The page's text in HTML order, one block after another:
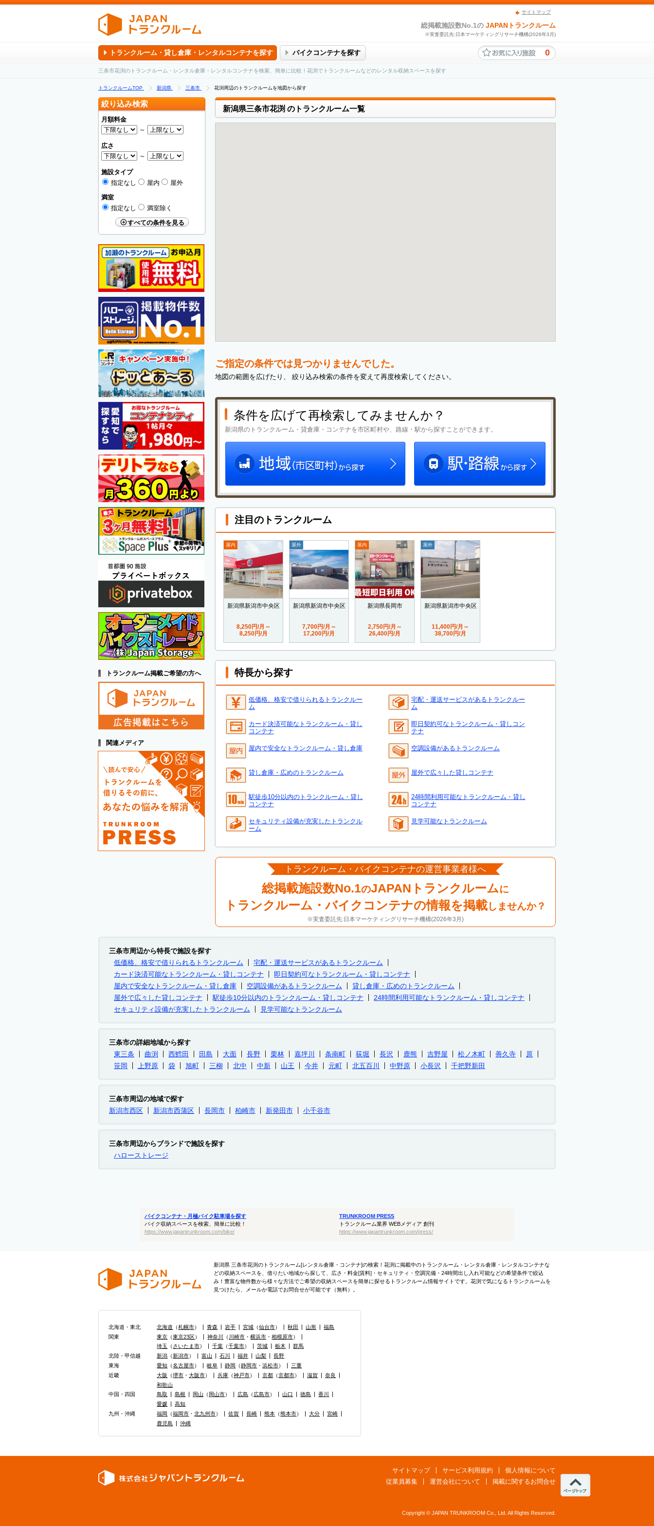
サイトマップ
総掲載施設数No.1の JAPANトランクルーム
※実査委託先:日本マーケティングリサーチ機構(2026年3月)
トランクルーム・貸し倉庫・レンタルコンテナを探す バイクコンテナを探す 0
三条市花渕のトランクルーム・レンタル倉庫・レンタルコンテナを検索、簡単に比較！花渕でトランクルームなどのレンタル収納スペースを探す
トランクルームTOP 新潟県 三条市 花渕周辺のトランクルームを地図から探す
新潟県三条市花渕 のトランクルーム一覧
ご指定の条件では見つかりませんでした。
地図の範囲を広げたり、 絞り込み検索の条件を変えて再度検索してください。
条件を広げて再検索してみませんか？
新潟県のトランクルーム・貸倉庫・コンテナを市区町村や、路線・駅から探すことができます。
注目のトランクルーム
屋内
新潟県新潟市中央区
8,250円/月～
8,250円/月
屋外
新潟県新潟市中央区
7,700円/月～
17,200円/月
屋内
新潟県長岡市
2,750円/月～
26,400円/月
屋外
新潟県新潟市中央区
11,400円/月～
38,700円/月
特長から探す
低価格、格安で借りられるトランクルー
ム
宅配・運送サービスがあるトランクルー
ム
カード決済可能なトランクルーム・貸し
コンテナ
即日契約可なトランクルーム・貸しコン
テナ
屋内で安全なトランクルーム・貸し倉庫 空調設備があるトランクルーム
貸し倉庫・広めのトランクルーム 屋外で広々した貸しコンテナ
駅徒歩10分以内のトランクルーム・貸し
コンテナ
24時間利用可能なトランクルーム・貸し
コンテナ
セキュリティ設備が充実したトランクル
ーム
見学可能なトランクルーム
トランクルーム・バイクコンテナの運営事業者様へ
総掲載施設数No.1のJAPANトランクルームに
トランクルーム・バイクコンテナの情報を掲載しませんか？
※実査委託先:日本マーケティングリサーチ機構(2026年3月)
絞り込み検索
月額料金
～
広さ
～
施設タイプ
指定なし
屋内
屋外
満室
指定なし
満室除く
すべての条件を見る
トランクルーム掲載ご希望の方へ
関連メディア
三条市周辺から特長で施設を探す
低価格、格安で借りられるトランクルーム
宅配・運送サービスがあるトランクルーム
カード決済可能なトランクルーム・貸しコンテナ
即日契約可なトランクルーム・貸しコンテナ
屋内で安全なトランクルーム・貸し倉庫
空調設備があるトランクルーム
貸し倉庫・広めのトランクルーム
屋外で広々した貸しコンテナ
駅徒歩10分以内のトランクルーム・貸しコンテナ
24時間利用可能なトランクルーム・貸しコンテナ
セキュリティ設備が充実したトランクルーム
見学可能なトランクルーム
三条市の詳細地域から探す
東三条
曲渕 西鱈田 田島 大面 長野 栗林 嘉坪川 条南町 荻堀 長沢 鹿熊 吉野屋 松ノ木町 善久寺
原
笹岡
上野原 袋 旭町 三柳 北中 中新 山王 今井 元町 北五百川 中野原 小長沢 千把野新田
三条市周辺の地域で探す
新潟市西区
新潟市西蒲区 長岡市 柏崎市 新発田市 小千谷市
三条市周辺からブランドで施設を探す
ハローストレージ
バイクコンテナ・月極バイク駐車場を探す
バイク収納スペースを検索、簡単に比較！
https://www.japantrunkroom.com/bike/
TRUNKROOM PRESS
トランクルーム業界 WEBメディア 創刊
https://www.japantrunkroom.com/press/
新潟県 三条市花渕のトランクルーム[レンタル倉庫・コンテナ]の検索！花渕に掲載中のトランクルーム・レンタル倉庫・レンタルコンテナな
どの収納スペースを、借りたい地域から探して、広さ・料金[賃料]・セキュリティ・空調完備・24時間出し入れ可能などの希望条件で絞込
み！豊富な物件数から様々な方法でご希望の収納スペースを簡単に探せるトランクルーム情報サイトです。花渕で気になるトランクルームを
見つけたら、メールか電話でお問合せが可能です（無料）。
北海道・東北 北海道 （札幌市） 青森 岩手 宮城 （仙台市） 秋田 山形
福島
関東
東京 （東京23区） 神奈川 （ 川崎市 ・横浜市 ・相模原市）
埼玉
（さいたま市） 千葉 （千葉市） 茨城 栃木
群馬
北陸・甲信越
新潟 （新潟市） 富山 石川 福井 山梨
長野
東海
愛知 （名古屋市） 岐阜 静岡 （静岡市 ・浜松市）
三重
近畿
大阪 （堺市 ・大阪市） 兵庫 （神戸市） 京都 （京都市） 滋賀
奈良
和歌山
中国・四国
鳥取 島根 岡山 （ 岡山市） 広島 （広島市） 山口 徳島
香川
愛媛
高知
九州・沖縄
福岡 （福岡市 ・北九州市） 佐賀 長崎 熊本 （熊本市） 大分
宮崎
鹿児島
沖縄
サイトマップ サービス利用規約
個人情報について
従業員募集
運営会社について 掲載に関するお問合せ
Copyright © JAPAN TRUNKROOM Co., Ltd. All Rights Reserved.